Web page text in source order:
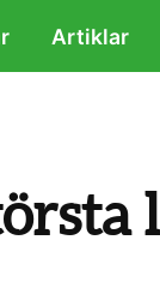
Artiklar